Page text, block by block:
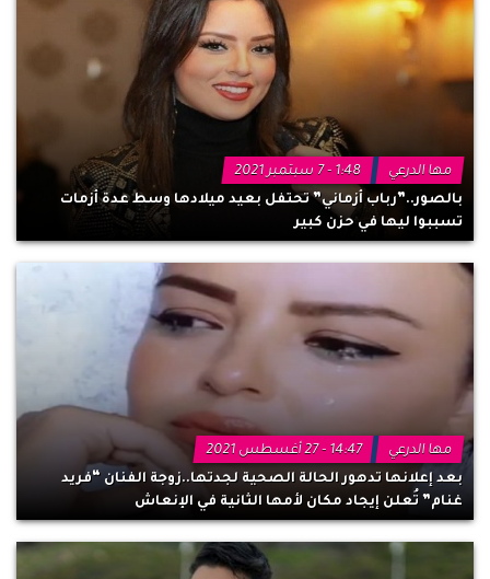
مها الدرعي
1:48 - 7 سبتمبر 2021
بالصور..”رباب أزماني” تحتفل بعيد ميلادها وسط عدة أزمات
تسببوا ليها في حزن كبير
مها الدرعي
14:47 - 27 أغسطس 2021
بعد إعلانها تدهور الحالة الصحية لجدتها..زوجة الفنان “فريد
غنام” تُعلن إيجاد مكان لأمها الثانية في الإنعاش